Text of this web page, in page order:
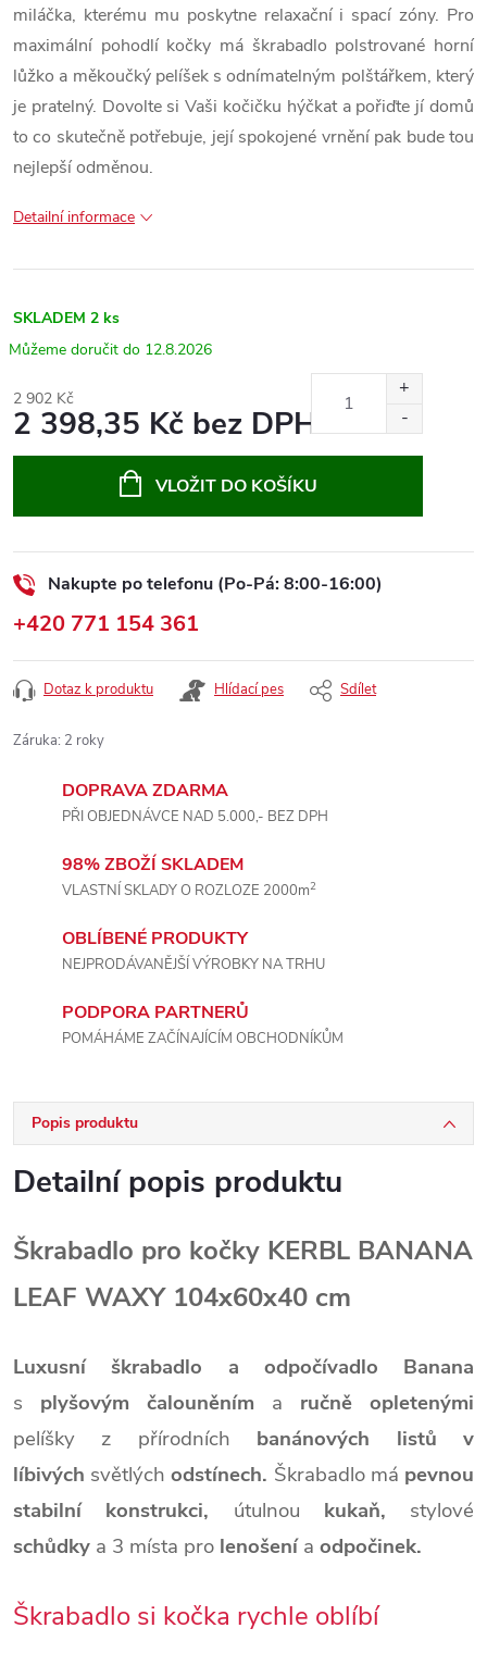
miláčka, kterému mu poskytne relaxační i spací zóny. Pro
maximální pohodlí kočky má škrabadlo polstrované horní
lůžko a měkoučký pelíšek s odnímatelným polštářkem, který
je pratelný. Dovolte si Vaši kočičku hýčkat a pořiďte jí domů
to co skutečně potřebuje, její spokojené vrnění pak bude tou
nejlepší odměnou.
Detailní informace
SKLADEM 2 ks
12.8.2026
2 902 Kč
2 398,35 Kč bez DPH
VLOŽIT DO KOŠÍKU
Nakupte po telefonu (Po-Pá: 8:00-16:00)
+420 771 154 361
Dotaz k produktu Hlídací pes Sdílet
Záruka: 2 roky
DOPRAVA ZDARMA
PŘI OBJEDNÁVCE NAD 5.000,- BEZ DPH
98% ZBOŽÍ SKLADEM
VLASTNÍ SKLADY O ROZLOZE 2000m2
OBLÍBENÉ PRODUKTY
NEJPRODÁVANĚJŠÍ VÝROBKY NA TRHU
PODPORA PARTNERŮ
POMÁHÁME ZAČÍNAJÍCÍM OBCHODNÍKŮM
Popis produktu
Detailní popis produktu
Škrabadlo pro kočky KERBL BANANA
LEAF WAXY 104x60x40 cm
Luxusní škrabadlo a odpočívadlo Banana
s plyšovým čalouněním a ručně opletenými
pelíšky z přírodních banánových listů v
líbivých světlýchodstínech. Škrabadlo má pevnou
stabilní
konstrukci, útulnou kukaň, stylové
schůdky a 3 místa pro lenošenía odpočinek.
Škrabadlo si kočka rychle oblíbí